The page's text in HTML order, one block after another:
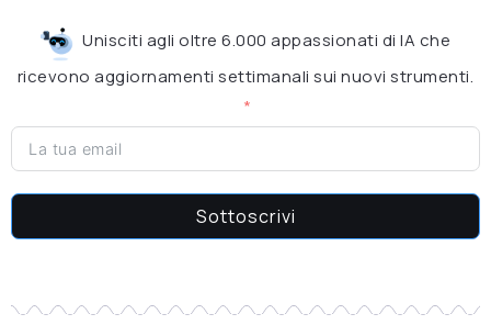
Unisciti agli oltre 6.000 appassionati di IA che
ricevono aggiornamenti settimanali sui nuovi strumenti.
Sottoscrivi